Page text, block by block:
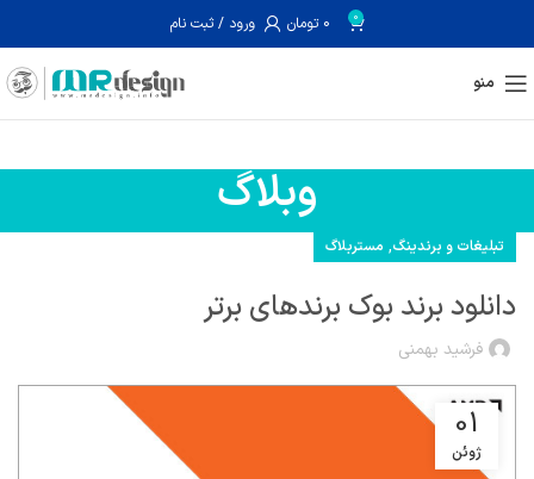
0
0 تومان ورود / ثبت نام
منو
وبلاگ
تبلیغات و برندینگ, مستربلاگ
دانلود برند بوک برندهای برتر
فرشید بهمنی
01
ژوئن